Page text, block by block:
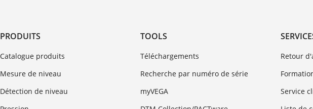
PRODUITS
Catalogue produits
Mesure de niveau
Détection de niveau
TOOLS
Téléchargements
Recherche par numéro de série
myVEGA
Retour
Service